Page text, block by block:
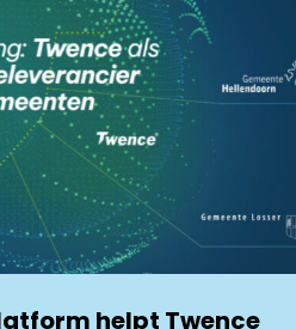
helpt Twence